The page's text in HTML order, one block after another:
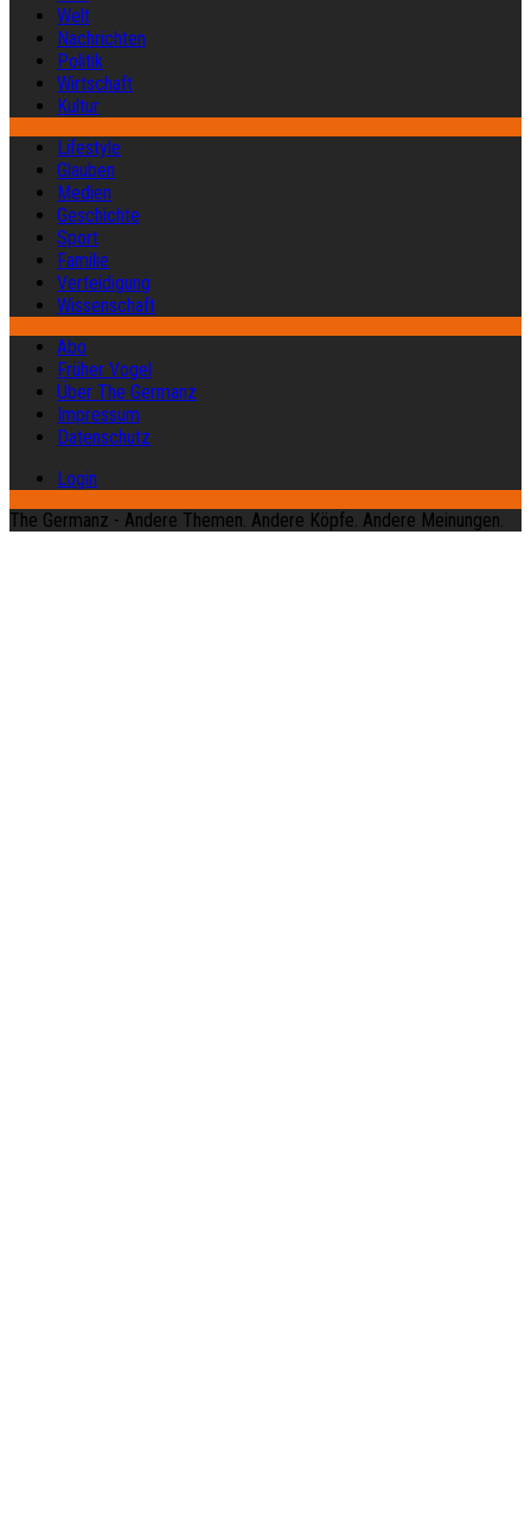
Welt
Nachrichten
Politik
Wirtschaft
Kultur
Lifestyle
Glauben
Medien
Geschichte
Sport
Familie
Verteidigung
Wissenschaft
Abo
Früher Vogel
Über The Germanz
Impressum
Datenschutz
Login
The Germanz - Andere Themen. Andere Köpfe. Andere Meinungen.